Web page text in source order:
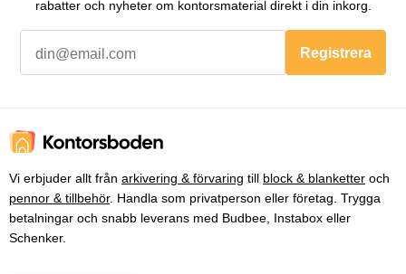
rabatter och nyheter om kontorsmaterial direkt i din inkorg.
Registrera
Vi erbjuder allt från arkivering & förvaring till block & blanketter och
pennor & tillbehör. Handla som privatperson eller företag. Trygga
betalningar och snabb leverans med Budbee, Instabox eller
Schenker.